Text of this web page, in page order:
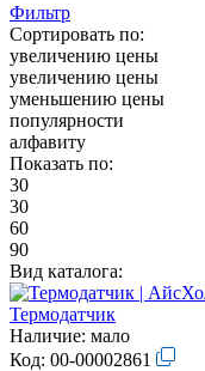
Фильтр
Сортировать по:
увеличению цены
увеличению цены
уменьшению цены
популярности
алфавиту
Показать по:
30
30
60
90
Вид каталога:
Термодатчик
Наличие: мало
Код: 00-00002861